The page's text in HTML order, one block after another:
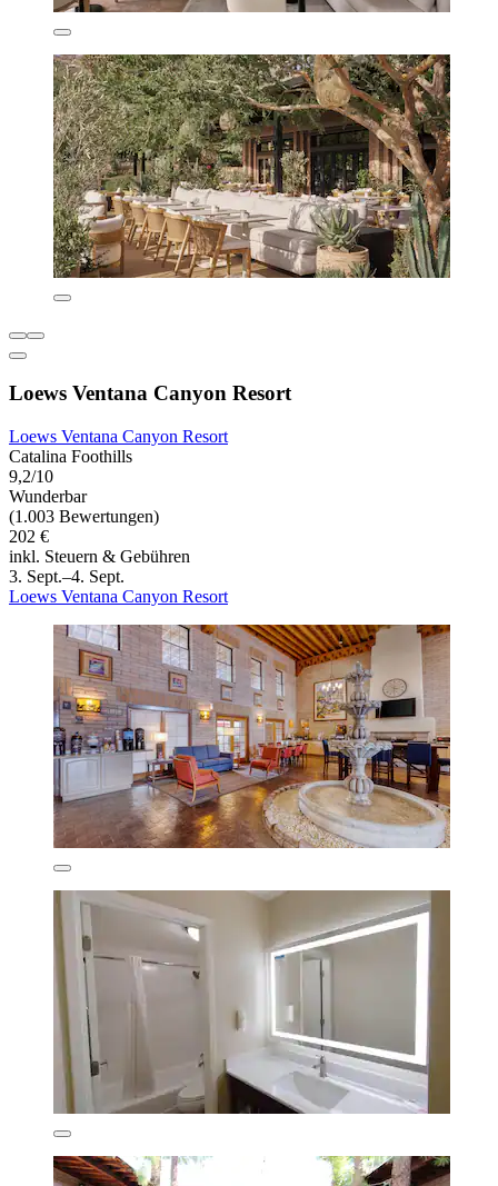
Loews Ventana Canyon Resort
Loews Ventana Canyon Resort
Catalina Foothills
9,2/10
Wunderbar
(1.003 Bewertungen)
202 €
inkl. Steuern & Gebühren
3. Sept.–4. Sept.
Loews Ventana Canyon Resort